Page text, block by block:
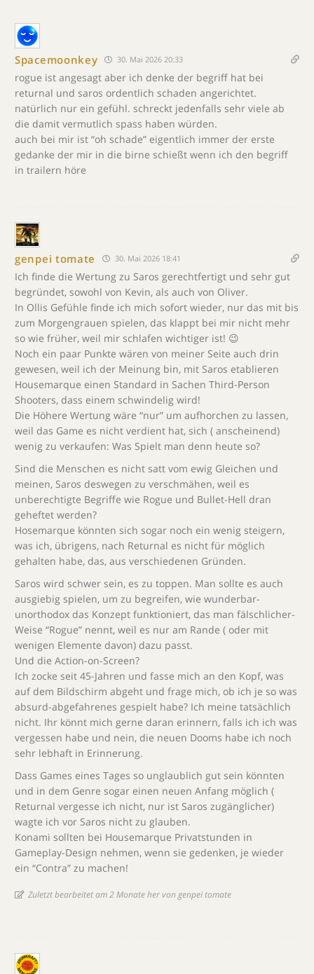
Spacemoonkey 30. Mai 2026 20:33
rogue ist angesagt aber ich denke der begriff hat bei
returnal und saros ordentlich schaden angerichtet.
natürlich nur ein gefühl. schreckt jedenfalls sehr viele ab
die damit vermutlich spass haben würden.
auch bei mir ist “oh schade” eigentlich immer der erste
gedanke der mir in die birne schießt wenn ich den begriff
in trailern höre
genpei tomate 30. Mai 2026 18:41
Ich finde die Wertung zu Saros gerechtfertigt und sehr gut
begründet, sowohl von Kevin, als auch von Oliver.
In Ollis Gefühle finde ich mich sofort wieder, nur das mit bis
zum Morgengrauen spielen, das klappt bei mir nicht mehr
so wie früher, weil mir schlafen wichtiger ist! 😉
Noch ein paar Punkte wären von meiner Seite auch drin
gewesen, weil ich der Meinung bin, mit Saros etablieren
Housemarque einen Standard in Sachen Third-Person
Shooters, dass einem schwindelig wird!
Die Höhere Wertung wäre “nur” um aufhorchen zu lassen,
weil das Game es nicht verdient hat, sich ( anscheinend)
wenig zu verkaufen: Was Spielt man denn heute so?
Sind die Menschen es nicht satt vom ewig Gleichen und
meinen, Saros deswegen zu verschmähen, weil es
unberechtigte Begriffe wie Rogue und Bullet-Hell dran
geheftet werden?
Hosemarque könnten sich sogar noch ein wenig steigern,
was ich, übrigens, nach Returnal es nicht für möglich
gehalten habe, das, aus verschiedenen Gründen.
Saros wird schwer sein, es zu toppen. Man sollte es auch
ausgiebig spielen, um zu begreifen, wie wunderbar-
unorthodox das Konzept funktioniert, das man fälschlicher-
Weise “Rogue” nennt, weil es nur am Rande ( oder mit
wenigen Elemente davon) dazu passt.
Und die Action-on-Screen?
Ich zocke seit 45-Jahren und fasse mich an den Kopf, was
auf dem Bildschirm abgeht und frage mich, ob ich je so was
absurd-abgefahrenes gespielt habe? Ich meine tatsächlich
nicht. Ihr könnt mich gerne daran erinnern, falls ich ich was
vergessen habe und nein, die neuen Dooms habe ich noch
sehr lebhaft in Erinnerung.
Dass Games eines Tages so unglaublich gut sein könnten
und in dem Genre sogar einen neuen Anfang möglich (
Returnal vergesse ich nicht, nur ist Saros zugänglicher)
wagte ich vor Saros nicht zu glauben.
Konami sollten bei Housemarque Privatstunden in
Gameplay-Design nehmen, wenn sie gedenken, je wieder
ein “Contra” zu machen!
Zuletzt bearbeitet am 2 Monate her von genpei tomate